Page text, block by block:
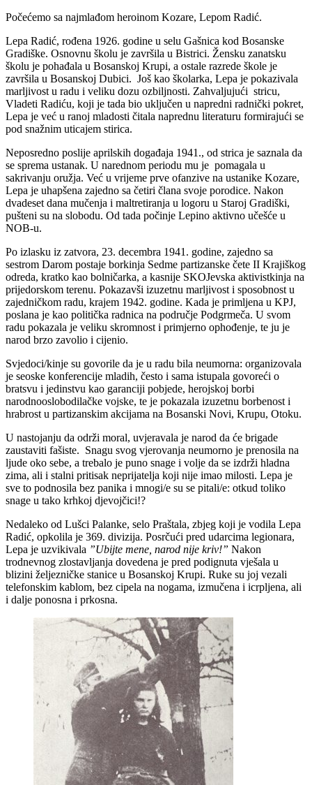
Počećemo sa najmlađom heroinom Kozare, Lepom Radić.
Lepa Radić, rođena 1926. godine u selu Gašnica kod Bosanske
Gradiške. Osnovnu školu je završila u Bistrici. Žensku zanatsku
školu je pohađala u Bosanskoj Krupi, a ostale razrede škole je
završila u Bosanskoj Dubici. Još kao školarka, Lepa je pokazivala
marljivost u radu i veliku dozu ozbiljnosti. Zahvaljujući stricu,
Vladeti Radiću, koji je tada bio uključen u napredni radnički pokret,
Lepa je već u ranoj mladosti čitala naprednu literaturu formirajući se
pod snažnim uticajem stirica.
Neposredno poslije aprilskih događaja 1941., od strica je saznala da
se sprema ustanak. U narednom periodu mu je pomagala u
sakrivanju oružja. Već u vrijeme prve ofanzive na ustanike Kozare,
Lepa je uhapšena zajedno sa četiri člana svoje porodice. Nakon
dvadeset dana mučenja i maltretiranja u logoru u Staroj Gradiški,
pušteni su na slobodu. Od tada počinje Lepino aktivno učešće u
NOB-u.
Po izlasku iz zatvora, 23. decembra 1941. godine, zajedno sa
sestrom Darom postaje borkinja Sedme partizanske čete II Krajiškog
odreda, kratko kao bolničarka, a kasnije SKOJevska aktivistkinja na
prijedorskom terenu. Pokazavši izuzetnu marljivost i sposobnost u
zajedničkom radu, krajem 1942. godine. Kada je primljena u KPJ,
poslana je kao politička radnica na područje Podgrmeča. U svom
radu pokazala je veliku skromnost i primjerno ophođenje, te ju je
narod brzo zavolio i cijenio.
Svjedoci/kinje su govorile da je u radu bila neumorna: organizovala
je seoske konferencije mladih, često i sama istupala govoreći o
bratsvu i jedinstvu kao garanciji pobjede, herojskoj borbi
narodnooslobodilačke vojske, te je pokazala izuzetnu borbenost i
hrabrost u partizanskim akcijama na Bosanski Novi, Krupu, Otoku.
U nastojanju da održi moral, uvjeravala je narod da će brigade
zaustaviti fašiste. Snagu svog vjerovanja neumorno je prenosila na
ljude oko sebe, a trebalo je puno snage i volje da se izdrži hladna
zima, ali i stalni pritisak neprijatelja koji nije imao milosti. Lepa je
sve to podnosila bez panika i mnogi/e su se pitali/e: otkud toliko
snage u tako krhkoj djevojčici!?
Nedaleko od Lušci Palanke, selo Praštala, zbjeg koji je vodila Lepa
Radić, opkolila je 369. divizija. Posrčući pred udarcima legionara,
Lepa je uzvikivala ”Ubijte mene, narod nije kriv!” Nakon
trodnevnog zlostavljanja dovedena je pred podignuta vješala u
blizini željezničke stanice u Bosanskoj Krupi. Ruke su joj vezali
telefonskim kablom, bez cipela na nogama, izmučena i icrpljena, ali
i dalje ponosna i prkosna.